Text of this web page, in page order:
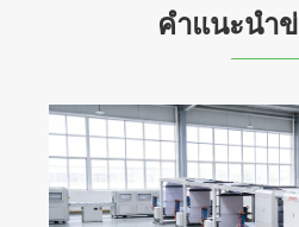
คำแนะนำ